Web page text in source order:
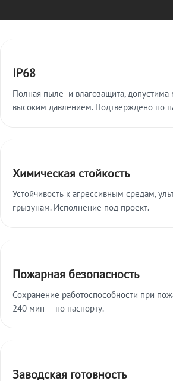
IP68
Полная пыле- и влагозащита, допустима
высоким давлением. Подтверждено по
Химическая стойкость
Устойчивость к агрессивным средам,
грызунам. Исполнение под проект.
Пожарная безопасность
Сохранение работоспособности при
240 мин — по паспорту.
Заводская готовность